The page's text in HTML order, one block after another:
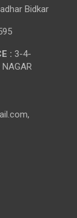
Bidkar
: 3-4-